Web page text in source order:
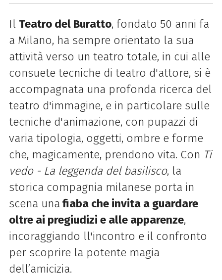
Il Teatro del Buratto, fondato 50 anni fa
a Milano, ha sempre orientato la sua
attività verso un teatro totale, in cui alle
consuete tecniche di teatro d'attore, si è
accompagnata una profonda ricerca del
teatro d'immagine, e in particolare sulle
tecniche d'animazione, con pupazzi di
varia tipologia, oggetti, ombre e forme
che, magicamente, prendono vita. Con Ti
vedo - La leggenda del basilisco, la
storica compagnia milanese porta in
scena una fiaba che invita a guardare
oltre ai pregiudizi e alle apparenze,
incoraggiando ll'incontro e il confronto
per scoprire la potente magia
dell’amicizia.